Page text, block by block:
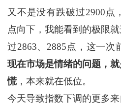
又不是没有跌破过2900点
点向下，我能看到的极限
过2863、2885点，这一次
现在市场是情绪的问题，
慌，本来就在低位。
今天导致指数下调的更多